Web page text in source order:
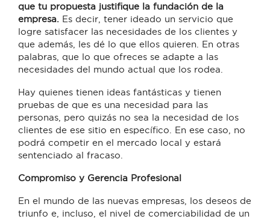
que tu propuesta justifique la fundación de la
empresa. Es decir, tener ideado un servicio que
logre satisfacer las necesidades de los clientes y
que además, les dé lo que ellos quieren. En otras
palabras, que lo que ofreces se adapte a las
necesidades del mundo actual que los rodea.
Hay quienes tienen ideas fantásticas y tienen
pruebas de que es una necesidad para las
personas, pero quizás no sea la necesidad de los
clientes de ese sitio en específico. En ese caso, no
podrá competir en el mercado local y estará
sentenciado al fracaso.
Compromiso y Gerencia Profesional
En el mundo de las nuevas empresas, los deseos de
triunfo e, incluso, el nivel de comerciabilidad de un